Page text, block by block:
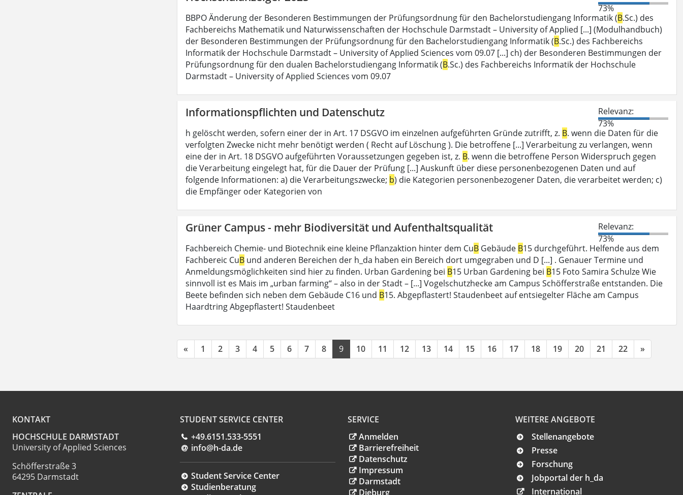
73%
BBPO Änderung der Besonderen Bestimmungen der Prüfungsordnung für den Bachelorstudiengang Informatik (B.Sc.) des
Fachbereichs Mathematik und Naturwissenschaften der Hochschule Darmstadt – University of Applied [...] (Modulhandbuch)
der Besonderen Bestimmungen der Prüfungsordnung für den Bachelorstudiengang Informatik (B.Sc.) des Fachbereichs
Informatik der Hochschule Darmstadt – University of Applied Sciences vom 09.07 [...] ch) der Besonderen Bestimmungen der
Prüfungsordnung für den dualen Bachelorstudiengang Informatik (B.Sc.) des Fachbereichs Informatik der Hochschule
Darmstadt – University of Applied Sciences vom 09.07
Informationspflichten und Datenschutz
Relevanz:
73%
h gelöscht werden, sofern einer der in Art. 17 DSGVO im einzelnen aufgeführten Gründe zutrifft, z. B. wenn die Daten für die
verfolgten Zwecke nicht mehr benötigt werden ( Recht auf Löschung ). Die betroffene [...] Verarbeitung zu verlangen, wenn
eine der in Art. 18 DSGVO aufgeführten Voraussetzungen gegeben ist, z. B. wenn die betroffene Person Widerspruch gegen
die Verarbeitung eingelegt hat, für die Dauer der Prüfung [...] Auskunft über diese personenbezogenen Daten und auf
folgende Informationen: a) die Verarbeitungszwecke; b) die Kategorien personenbezogener Daten, die verarbeitet werden; c)
die Empfänger oder Kategorien von
Grüner Campus - mehr Biodiversität und Aufenthaltsqualität
Relevanz:
73%
Fachbereich Chemie- und Biotechnik eine kleine Pflanzaktion hinter dem CuB Gebäude B15 durchgeführt. Helfende aus dem
Fachbereic CuB und anderen Bereichen der h_da haben ein Bereich dort umgegraben und D [...] . Genauer Termine und
Anmeldungsmöglichkeiten sind hier zu finden. Urban Gardening bei B15 Urban Gardening bei B15 Foto Samira Schulze Wie
sinnvoll ist es Mais im „urban farming“ – also in der Stadt – [...] Vogelschutzhecke am Campus Schöfferstraße entstanden. Die
Beete befinden sich neben dem Gebäude C16 und B15. Abgepflastert! Staudenbeet auf entsiegelter Fläche am Campus
Haardtring Abgepflastert! Staudenbeet
« 1 2 3 4 5 6 7 8 9 10 11 12 13 14 15 16 17 18 19 20 21 22 »
KONTAKT
HOCHSCHULE DARMSTADT
University of Applied Sciences
Schöfferstraße 3
64295 Darmstadt
STUDENT SERVICE CENTER
+49.6151.533-5551
info@h-da.de
Student Service Center
Studienberatung
SERVICE
Anmelden
Barrierefreiheit
Datenschutz
Impressum
Darmstadt
Dieburg
WEITERE ANGEBOTE
Stellenangebote
Presse
Forschung
Jobportal der h_da
International